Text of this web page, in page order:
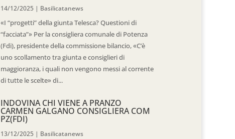
14/12/2025 | Basilicatanews
«I “progetti” della giunta Telesca? Questioni di
“facciata”» Per la consigliera comunale di Potenza
(Fdi), presidente della commissione bilancio, «C’è
uno scollamento tra giunta e consiglieri di
maggioranza, i quali non vengono messi al corrente
di tutte le scelte» di...
INDOVINA CHI VIENE A PRANZO
CARMEN GALGANO CONSIGLIERA COM
PZ(FDI)
13/12/2025 | Basilicatanews